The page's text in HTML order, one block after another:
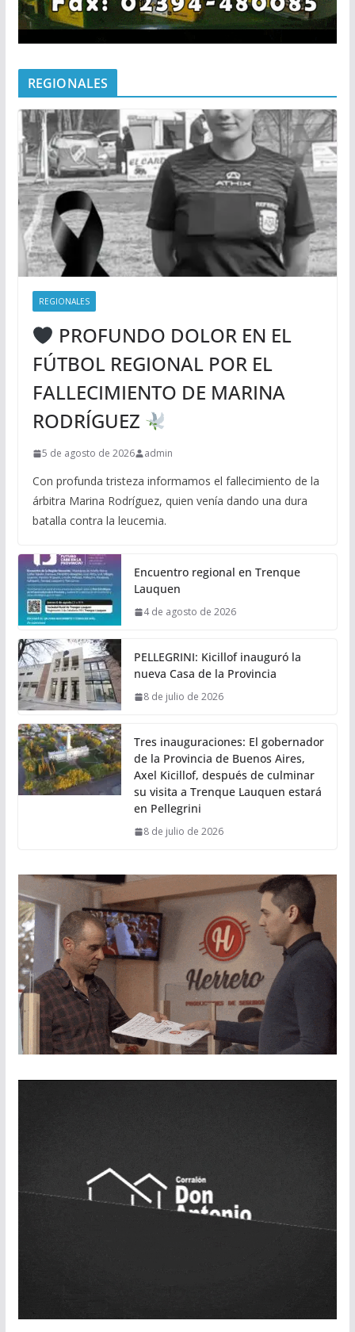
REGIONALES
REGIONALES
PROFUNDO DOLOR EN EL
FÚTBOL REGIONAL POR EL
FALLECIMIENTO DE MARINA
RODRÍGUEZ
5 de agosto de 2026 admin
Con profunda tristeza informamos el fallecimiento de la
árbitra Marina Rodríguez, quien venía dando una dura
batalla contra la leucemia.
Encuentro regional en Trenque
Lauquen
4 de agosto de 2026
PELLEGRINI: Kicillof inauguró la
nueva Casa de la Provincia
8 de julio de 2026
Tres inauguraciones: El gobernador
de la Provincia de Buenos Aires,
Axel Kicillof, después de culminar
su visita a Trenque Lauquen estará
en Pellegrini
8 de julio de 2026